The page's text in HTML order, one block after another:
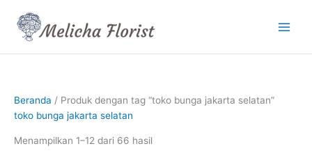
konten
Beranda / Produk dengan tag “toko bunga jakarta selatan”
toko bunga jakarta selatan
Menampilkan 1–12 dari 66 hasil